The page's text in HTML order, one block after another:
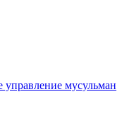
управление мусульман